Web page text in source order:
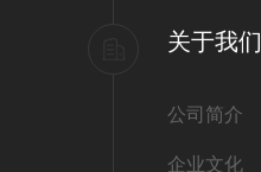
关于我们
公司简介
企业文化